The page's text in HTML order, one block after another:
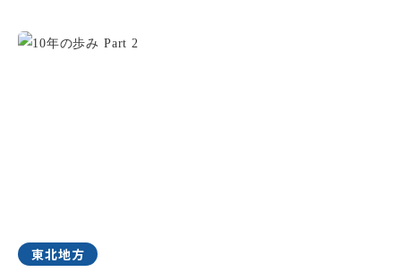
東北地方